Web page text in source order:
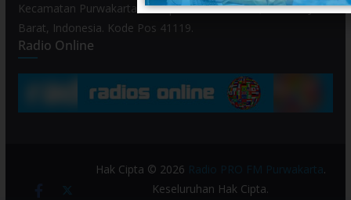
Kecamatan Purwakarta, Kabupaten Purwakarta, Provinsi Jawa
Barat, Indonesia. Kode Pos 41119.
Radio Online
Hak Cipta © 2026 Radio PRO FM Purwakarta.
Keseluruhan Hak Cipta.